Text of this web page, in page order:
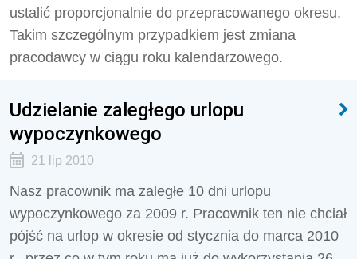
ustalić proporcjonalnie do przepracowanego okresu.
Takim szczególnym przypadkiem jest zmiana
pracodawcy w ciągu roku kalendarzowego.
Udzielanie zaległego urlopu
wypoczynkowego
21 lip 2010
Nasz pracownik ma zaległe 10 dni urlopu
wypoczynkowego za 2009 r. Pracownik ten nie chciał
pójść na urlop w okresie od stycznia do marca 2010